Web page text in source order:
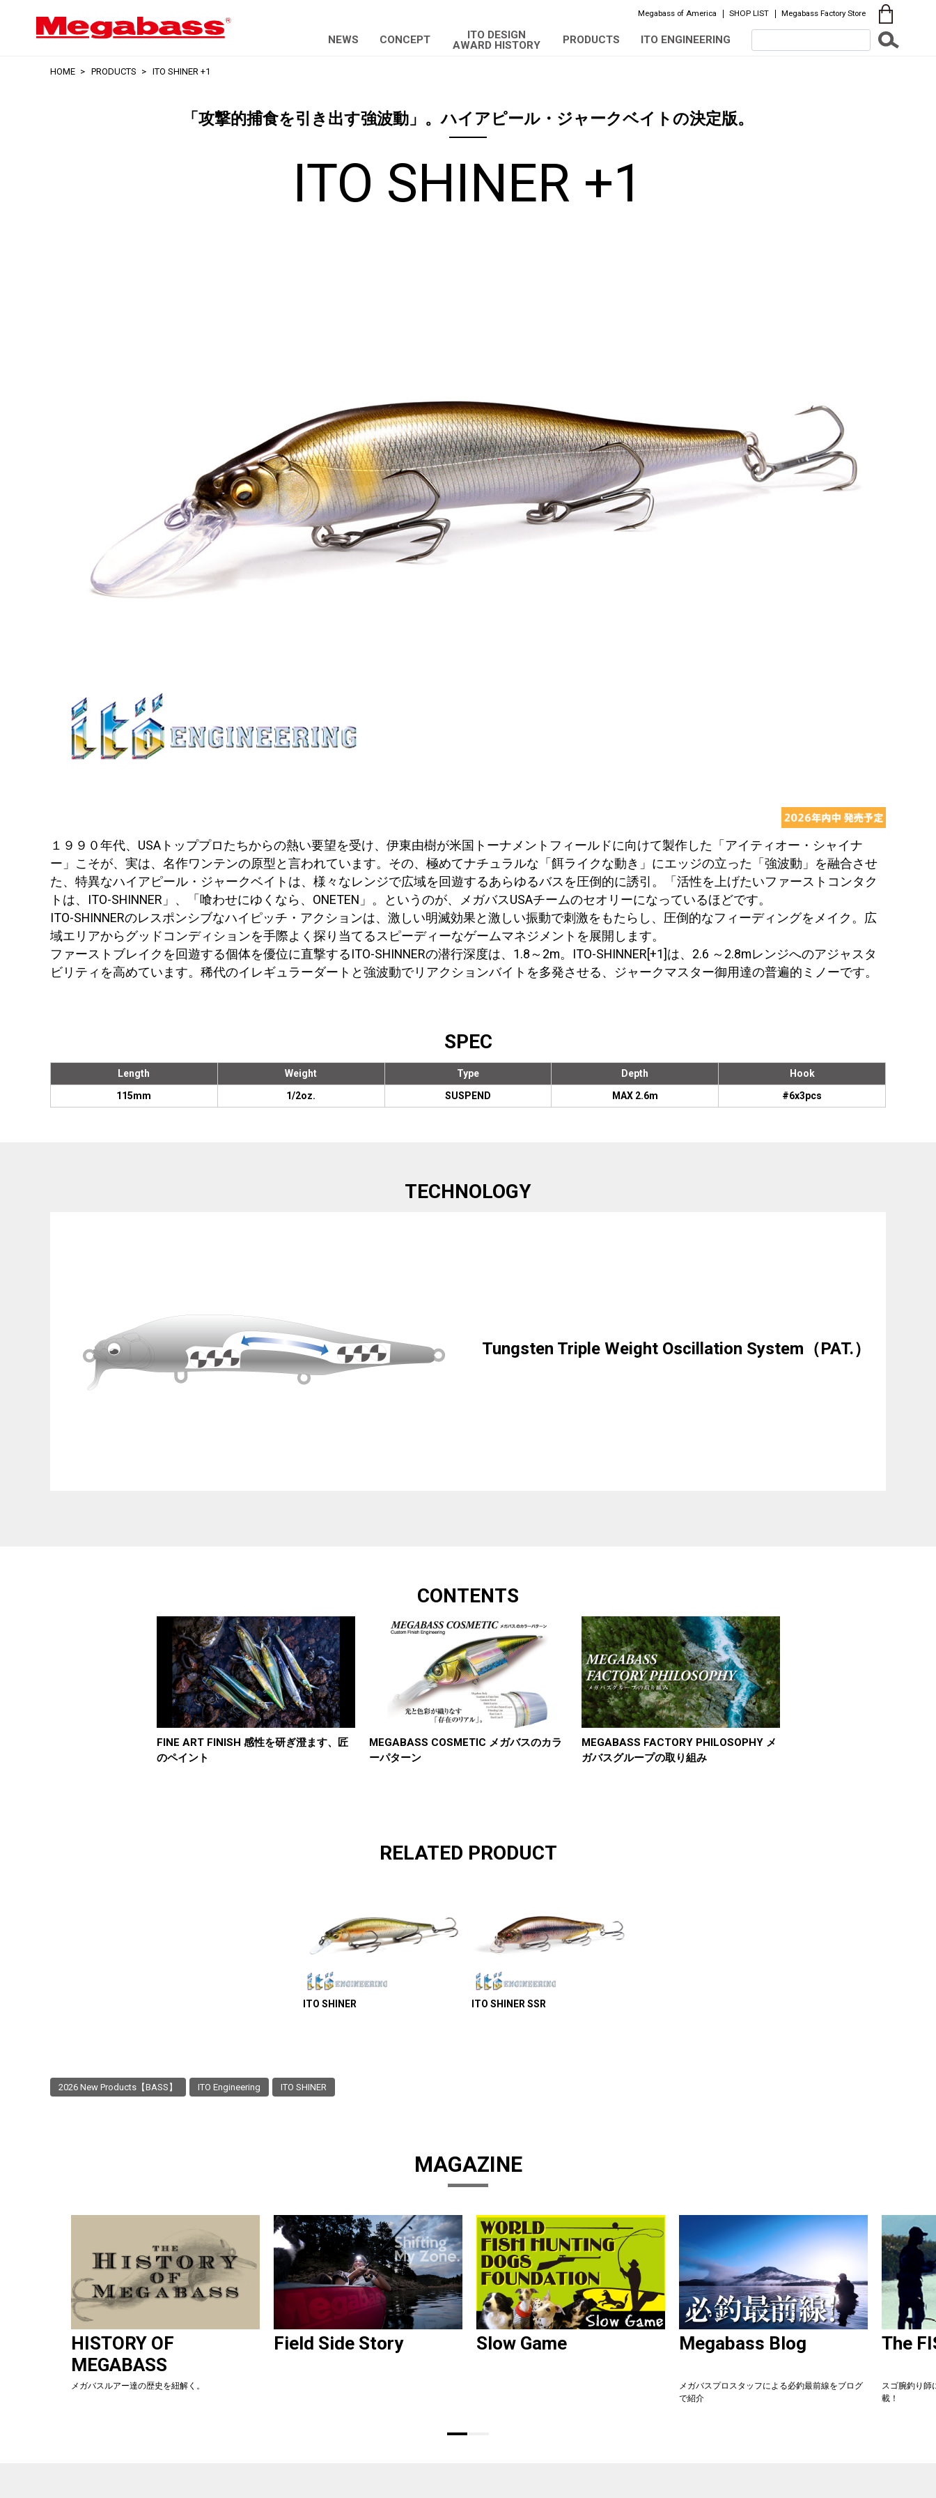
Megabass of America SHOP LIST Megabass Factory Store
NEWS CONCEPT
ITO DESIGN
AWARD HISTORY
PRODUCTS ITO ENGINEERING
HOME PRODUCTS ITO SHINER +1
「攻撃的捕食を引き出す強波動」。ハイアピール・ジャークベイトの決定版。
ITO SHINER +1
１９９０年代、USAトッププロたちからの熱い要望を受け、伊東由樹が米国トーナメントフィールドに向けて製作した「アイティオー・シャイナ
ー」こそが、実は、名作ワンテンの原型と言われています。その、極めてナチュラルな「餌ライクな動き」にエッジの立った「強波動」を融合させ
た、特異なハイアピール・ジャークベイトは、様々なレンジで広域を回遊するあらゆるバスを圧倒的に誘引。「活性を上げたいファーストコンタク
トは、ITO-SHINNER」、「喰わせにゆくなら、ONETEN」。というのが、メガバスUSAチームのセオリーになっているほどです。
ITO-SHINNERのレスポンシブなハイピッチ・アクションは、激しい明滅効果と激しい振動で刺激をもたらし、圧倒的なフィーディングをメイク。広
域エリアからグッドコンディションを手際よく探り当てるスピーディーなゲームマネジメントを展開します。
ファーストブレイクを回遊する個体を優位に直撃するITO-SHINNERの潜行深度は、1.8～2m。ITO-SHINNER[+1]は、2.6 ～2.8mレンジへのアジャスタ
ビリティを高めています。稀代のイレギュラーダートと強波動でリアクションバイトを多発させる、ジャークマスター御用達の普遍的ミノーです。
SPEC
Length
115mm
Weight
1/2oz.
Type
SUSPEND
Depth
MAX 2.6m
Hook
#6x3pcs
TECHNOLOGY
Tungsten Triple Weight Oscillation System（PAT.）
CONTENTS
FINE ART FINISH 感性を研ぎ澄ます、匠
のペイント
MEGABASS COSMETIC メガバスのカラ
ーパターン
MEGABASS FACTORY PHILOSOPHY メ
ガバスグループの取り組み
RELATED PRODUCT
ITO SHINER ITO SHINER SSR
2026 New Products【BASS】 ITO Engineering ITO SHINER
MAGAZINE
HISTORY OF
MEGABASS
メガバスルアー達の歴史を紐解く。
Field Side Story Slow Game Megabass Blog
メガバスプロスタッフによる必釣最前線をブログ
で紹介
The
スゴ腕釣り師
載！